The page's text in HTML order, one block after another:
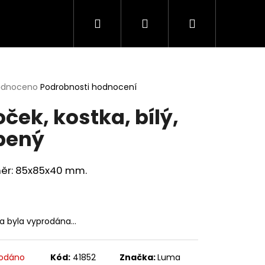
Hledat PřihlášeníNákupní
Podrobnosti hodnocení
kostka, bílý,
85x85x40 mm.
byla vyprodána…
Kód: 41852 Značka:Luma